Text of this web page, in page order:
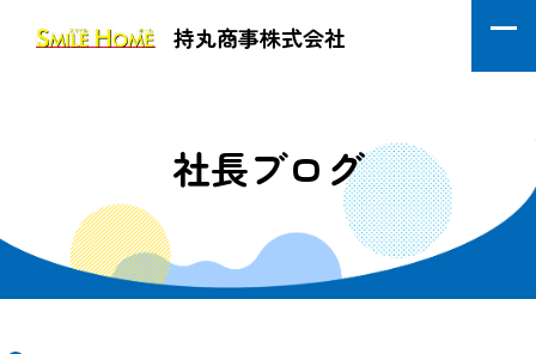
持丸商事株式会社
社長ブログ